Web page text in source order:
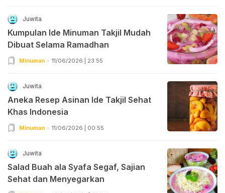
Juwita
Kumpulan Ide Minuman Takjil Mudah
Dibuat Selama Ramadhan
Minuman 11/06/2026 | 23:55
Juwita
Aneka Resep Asinan Ide Takjil Sehat
Khas Indonesia
Minuman 11/06/2026 | 00:55
Juwita
Salad Buah ala Syafa Segaf, Sajian
Sehat dan Menyegarkan